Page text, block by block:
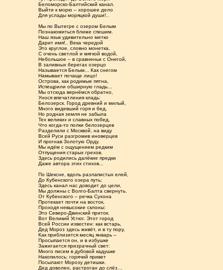
Беломорско-Балтийский канал.
Выйти к морю – хорошее дело
Для услады моряцкой души!..
Мы по Вытегре с озером Белым
Познакомиться ближе спешим.
Наш язык удивительно метко
Дарит имя!.. Века чередой
Это круглое, словно монетка,
С очень светлой и мягкой водой,
Небольшое – в сравненьи с Онегой,
В заливных берегах озерцо
Называется Белым... Как снегом
Намывает почаще лицо!
Острова, как родимые пятна,
Испещрили обширную гладь...
Мы отсюда вернёмся обратно,
Унося впечатления кладь:
Белозерск. Город древний и милый,
Много видевший горя и бед,
Но родная земля не забыла
Тех великих и славных побед,
Что когда-то полки белозерцев
Разделили с Москвой, на виду
Всей Руси разгромив иноверцев
И прогнав Золотую Орду.
Мы идём с ощущением редким
Отпущения старых грехов.
Здесь родились далёкие предки
Даже автора этих стихов...
По Шексне, вдоль разлапистых елей,
До Кубенского озера путь;
Здесь канал нас доводит до цели,
Мы должны с Волго-Балта свернуть.
От Кубенского – речка Сухона
Протекает почти на восток,
Проходя невысокие склоны:
Это Северо-Двинский приток.
Вот Великий Устюг. Этот город
Всей России известен: как встарь,
Дед Мороз здесь живёт, и в ту пору,
Как приблизится месяц январь –
Просыпается он, и в избушке
Зажигается призрачный свет:
Много писем в дубовой кадушке
Накопилось; горячий привет
Посылают Морозу детишки.
Дед доволен, растроган до слёз…